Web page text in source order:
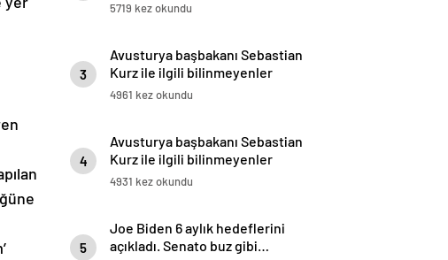
alarmda
5719 kez okundu
3
Avusturya başbakanı Sebastian
Kurz ile ilgili bilinmeyenler
4961 kez okundu
4
Avusturya başbakanı Sebastian
Kurz ile ilgili bilinmeyenler
4931 kez okundu
5
Joe Biden 6 aylık hedeflerini
açıkladı. Senato buz gibi…